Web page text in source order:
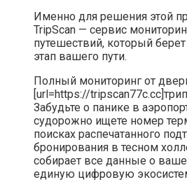
Именно для решения этой
TripScan — сервис
путешествий, который
этап вашего пути.
Полный мониторинг от
[url=https://
Забудьте о панике в
судорожно ищете номер
поисках распечатанного
бронирования в тесном
собирает все данные о
единую цифровую